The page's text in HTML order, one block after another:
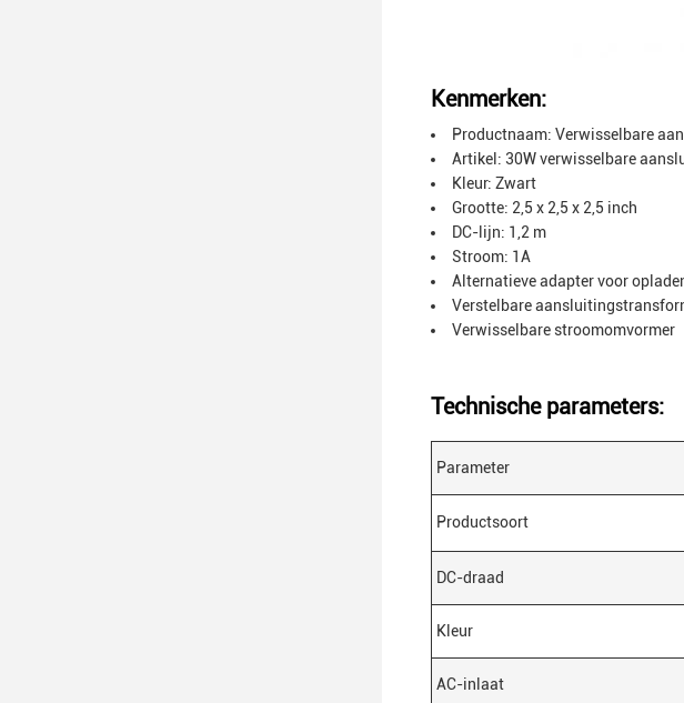
Kenmerken:
Productnaam: Verwisselbare
Artikel: 30W verwisselbare
Kleur: Zwart
Grootte: 2,5 x 2,5 x 2,5 inch
DC-lijn: 1,2 m
Stroom: 1A
Alternatieve adapter voor
Verstelbare
Verwisselbare stroomomvormer
Technische parameters:
Parameter
Productsoort
DC-draad
Kleur
AC-inlaat